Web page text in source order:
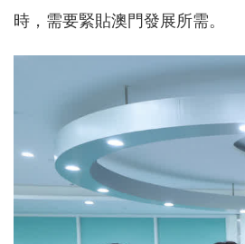
時，需要緊貼澳門發展所需。